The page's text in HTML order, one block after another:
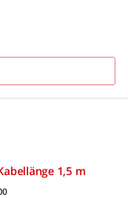
1,5 m